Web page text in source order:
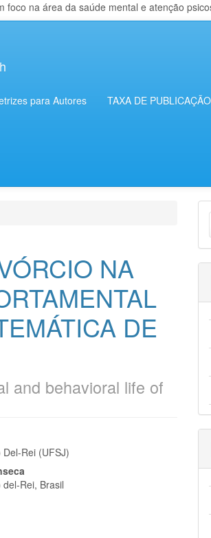
na área da saúde mental e atenção
para Autores TAXA DE PUBLICAÇÃO
NA
DE
and behavioral life of
Rei (UFSJ)
Rei, Brasil